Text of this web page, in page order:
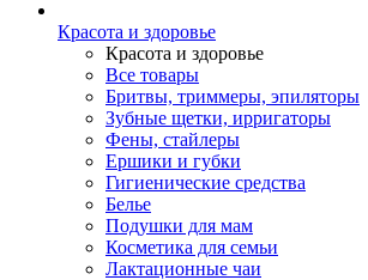
Красота и здоровье
Красота и здоровье
Все товары
Бритвы, триммеры, эпиляторы
Зубные щетки, ирригаторы
Фены, стайлеры
Ершики и губки
Гигиенические средства
Белье
Подушки для мам
Косметика для семьи
Лактационные чаи